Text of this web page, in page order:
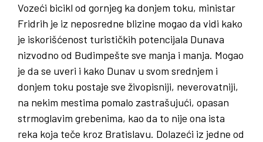
Vozeći bicikl od gornjeg ka donjem toku, ministar
Fridrih je iz neposredne blizine mogao da vidi kako
je iskorišćenost turističkih potencijala Dunava
nizvodno od Budimpešte sve manja i manja. Mogao
je da se uveri i kako Dunav u svom srednjem i
donjem toku postaje sve živopisniji, neverovatniji,
na nekim mestima pomalo zastrašujući, opasan
strmoglavim grebenima, kao da to nije ona ista
reka koja teče kroz Bratislavu. Dolazeći iz jedne od